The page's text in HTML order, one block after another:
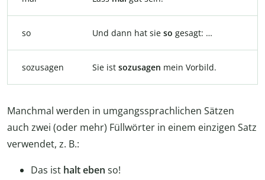
so Und dann hat sie so gesagt: …
sozusagen Sie ist sozusagen mein Vorbild.
Manchmal werden in umgangssprachlichen Sätzen
auch zwei (oder mehr) Füllwörter in einem einzigen Satz
verwendet, z. B.:
Das ist halteben so!